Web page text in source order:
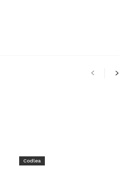
Codlea